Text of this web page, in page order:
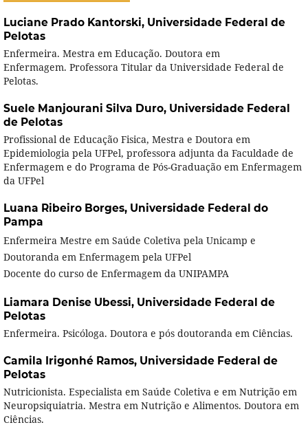
Luciane Prado Kantorski, Universidade Federal de
Pelotas
Enfermeira. Mestra em Educação. Doutora em
Enfermagem. Professora Titular da Universidade Federal de
Pelotas.
Suele Manjourani Silva Duro, Universidade Federal
de Pelotas
Profissional de Educação Fisica, Mestra e Doutora em
Epidemiologia pela UFPel, professora adjunta da Faculdade de
Enfermagem e do Programa de Pós-Graduação em Enfermagem
da UFPel
Luana Ribeiro Borges, Universidade Federal do
Pampa
Enfermeira Mestre em Saúde Coletiva pela Unicamp e
Doutoranda em Enfermagem pela UFPel
Docente do curso de Enfermagem da UNIPAMPA
Liamara Denise Ubessi‬, Universidade Federal de
Pelotas
Enfermeira. Psicóloga. Doutora e pós doutoranda em Ciências.
Camila Irigonhé Ramos, Universidade Federal de
Pelotas
Nutricionista. Especialista em Saúde Coletiva e em Nutrição em
Neuropsiquiatria. Mestra em Nutrição e Alimentos. Doutora em
Ciências.